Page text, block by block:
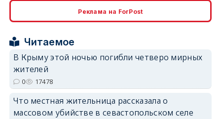
Реклама на ForPost
Читаемое
В Крыму этой ночью погибли четверо мирных
жителей
0 17478
Что местная жительница рассказала о
массовом убийстве в севастопольском селе